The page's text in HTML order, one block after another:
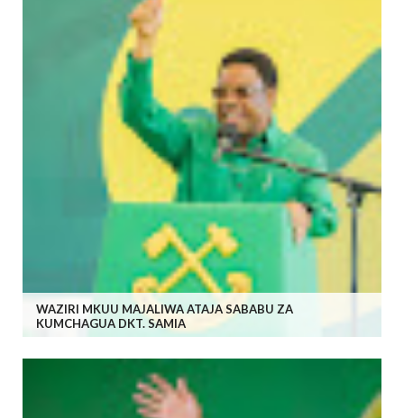
WAZIRI MKUU MAJALIWA ATAJA SABABU ZA
KUMCHAGUA DKT. SAMIA